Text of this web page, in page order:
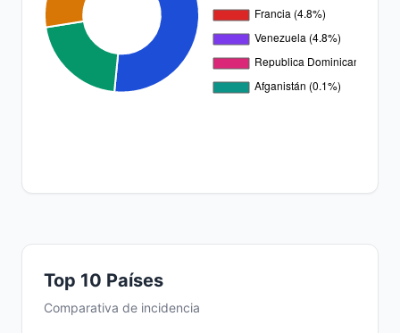
Top 10 Países
Comparativa de incidencia